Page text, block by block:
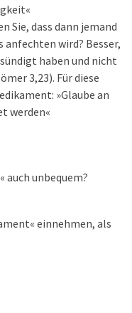
Sie, dass dann jemand
anfechten wird? Besser,
haben und nicht
3,23). Für diese
»Glaube an
werden«
auch unbequem?
einnehmen, als